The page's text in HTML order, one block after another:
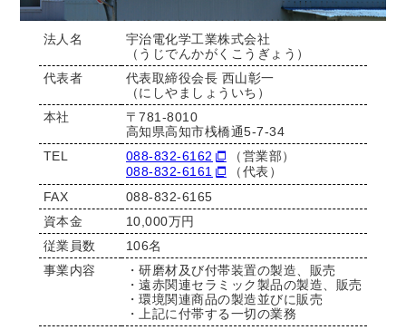
法人名
宇治電化学工業株式会社
（うじでんかがくこうぎょう）
代表者
代表取締役会長 西山彰一
（にしやましょういち）
本社
〒781-8010
高知県高知市桟橋通5-7-34
TEL
088-832-6162
（営業部）
088-832-6161
（代表）
FAX
088-832-6165
資本金
10,000万円
従業員数
106名
事業内容
・研磨材及び付帯装置の製造、販売
・遠赤関連セラミック製品の製造、販売
・環境関連商品の製造並びに販売
・上記に付帯する一切の業務